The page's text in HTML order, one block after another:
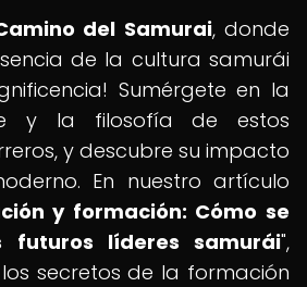
del Samurai, donde
de la cultura samurái
Sumérgete en la
y la filosofía de estos
y descubre su impacto
En nuestro artículo
y formación: Cómo se
futuros líderes samurái",
secretos de la formación